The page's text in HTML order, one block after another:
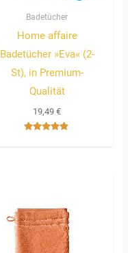
Badetücher
Home affaire
Badetücher »Eva« (2-
St), in Premium-
Qualität
19,49€